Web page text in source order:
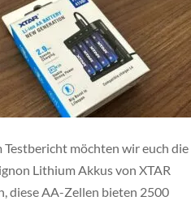
Testbericht möchten wir euch die
Lithium Akkus von XTAR
diese AA-Zellen bieten 2500